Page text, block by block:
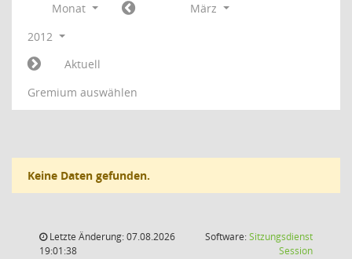
Monat
März
2012
Aktuell
Gremium auswählen
Keine Daten gefunden.
Letzte Änderung: 07.08.2026
19:01:38
Software:Sitzungsdienst
Session(Wird in